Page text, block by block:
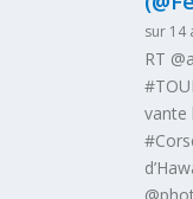
sur 14
RT
vante